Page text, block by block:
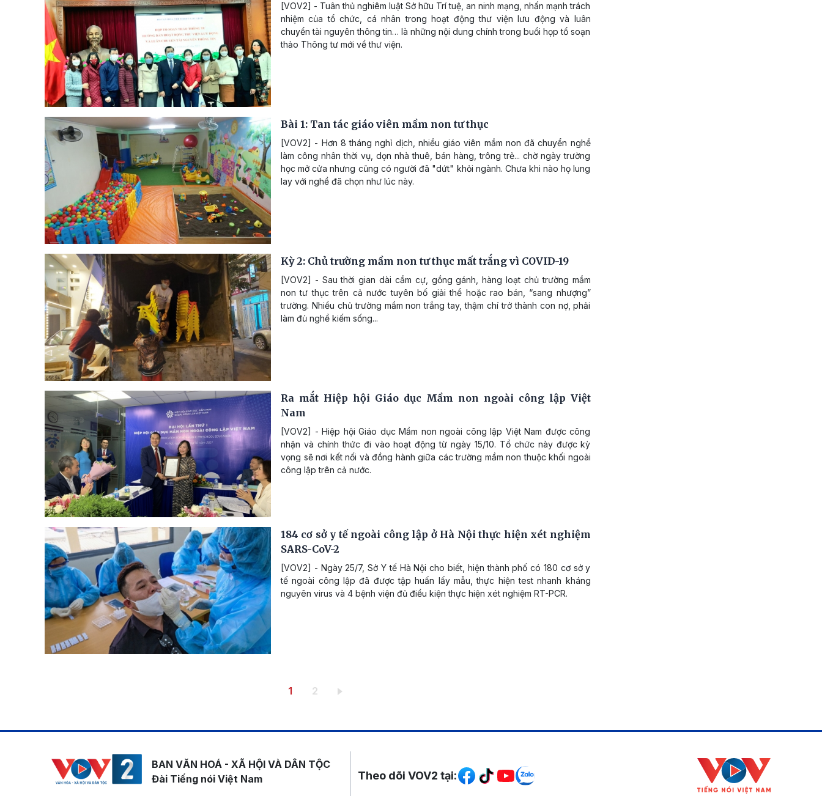
[VOV2] - Tuân thủ nghiêm luật Sở hữu Trí tuệ, an ninh mạng, nhấn mạnh trách
nhiệm của tổ chức, cá nhân trong hoạt động thư viện lưu động và luân
chuyển tài nguyên thông tin… là những nội dung chính trong buổi họp tổ soạn
thảo Thông tư mới về thư viện.
Bài 1: Tan tác giáo viên mầm non tư thục
[VOV2] - Hơn 8 tháng nghỉ dịch, nhiều giáo viên mầm non đã chuyển nghề
làm công nhân thời vụ, dọn nhà thuê, bán hàng, trông trẻ... chờ ngày trường
học mở cửa nhưng cũng có người đã "dứt" khỏi ngành. Chưa khi nào họ lung
lay với nghề đã chọn như lúc này.
Kỳ 2: Chủ trường mầm non tư thục mất trắng vì COVID-19
[VOV2] - Sau thời gian dài cầm cự, gồng gánh, hàng loạt chủ trường mầm
non tư thục trên cả nước tuyên bố giải thể hoặc rao bán, “sang nhượng”
trường. Nhiều chủ trường mầm non trắng tay, thậm chí trở thành con nợ, phải
làm đủ nghề kiếm sống...
Ra mắt Hiệp hội Giáo dục Mầm non ngoài công lập Việt
Nam
[VOV2] - Hiệp hội Giáo dục Mầm non ngoài công lập Việt Nam được công
nhận và chính thức đi vào hoạt động từ ngày 15/10. Tổ chức này được kỳ
vọng sẽ nơi kết nối và đồng hành giữa các trường mầm non thuộc khối ngoài
công lập trên cả nước.
184 cơ sở y tế ngoài công lập ở Hà Nội thực hiện xét nghiệm
SARS-CoV-2
[VOV2] - Ngày 25/7, Sở Y tế Hà Nội cho biết, hiện thành phố có 180 cơ sở y
tế ngoài công lập đã được tập huấn lấy mẫu, thực hiện test nhanh kháng
nguyên virus và 4 bệnh viện đủ điều kiện thực hiện xét nghiệm RT-PCR.
Trang hiện thời
1 Trang
2
BAN VĂN HOÁ - XÃ HỘI VÀ DÂN TỘC
Đài Tiếng nói Việt Nam
Mạng xã hội
Theo dõi VOV2 tại: